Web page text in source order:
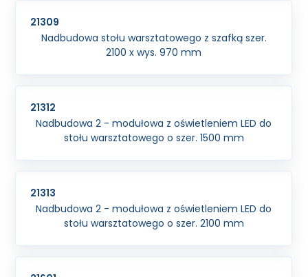
21309
Nadbudowa stołu warsztatowego z szafką szer.
2100 x wys. 970 mm
21312
Nadbudowa 2 - modułowa z oświetleniem LED do
stołu warsztatowego o szer. 1500 mm
21313
Nadbudowa 2 - modułowa z oświetleniem LED do
stołu warsztatowego o szer. 2100 mm